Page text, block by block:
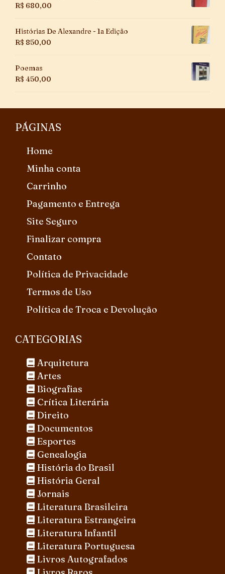
R$ 680,00
Histórias De Alexandre - 1a Edição
R$ 850,00
Poemas
R$ 450,00
PÁGINAS
Home
Minha conta
Carrinho
Pagamento e Entrega
Site Seguro
Finalizar compra
Contato
Política de Privacidade
Termos de Uso
Política de Troca e Devolução
CATEGORIAS
Arquitetura
Artes
Biografias
Crítica Literária
Direito
Documentos
Esportes
Genealogia
História do Brasil
História Geral
Jornais
Literatura Brasileira
Literatura Estrangeira
Literatura Infantil
Literatura Portuguesa
Livros Autografados